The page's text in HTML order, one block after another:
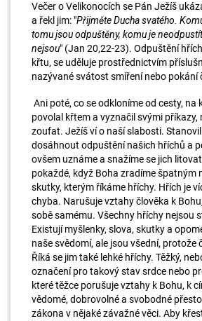
Večer o Velikonocích se Pán Ježíš
a řekl jim: "Přijměte Ducha svatého.
tomu jsou odpuštěny, komu je
nejsou" (Jan 20,22-23). Odpuštění
křtu, se uděluje prostřednictvím
nazývané svátost smíření nebo pokání
Ani poté, co se odkloníme od cesty, na
povolal křtem a vyznačil svými příkazy,
zoufat. Ježíš ví o naší slabosti.
dosáhnout odpuštění našich hříchů a
ovšem uznáme a snažíme se jich
pokaždé, když Boha zradíme špatným
skutky, kterým říkáme hříchy. Hřích je
chyba. Narušuje vztahy člověka k
sobě samému. Všechny hříchy nejsou
Existují myšlenky, slova, skutky a
naše svědomí, ale jsou všední, protože
Říká se jim také lehké hříchy. Těžký,
označení pro takový stav srdce nebo
které těžce porušuje vztahy k Bohu, k
vědomé, dobrovolné a svobodné
zákona v nějaké závažné věci. Aby